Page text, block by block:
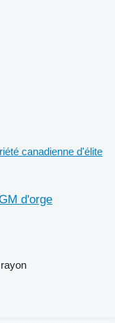
canadienne d'élite
d'orge